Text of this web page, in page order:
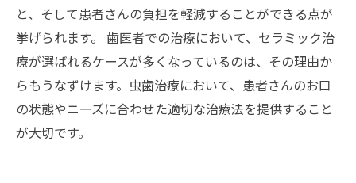
と、そして患者さんの負担を軽減することができる点が
挙げられます。 歯医者での治療において、セラミック治
療が選ばれるケースが多くなっているのは、その理由か
らもうなずけます。虫歯治療において、患者さんのお口
の状態やニーズに合わせた適切な治療法を提供すること
が大切です。